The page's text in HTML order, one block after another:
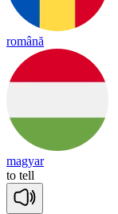
română
magyar
to tell